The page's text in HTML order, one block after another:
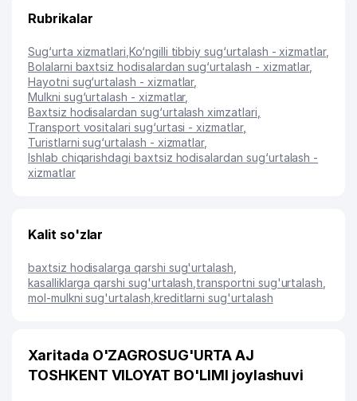
Rubrikalar
Sug‘urta xizmatlari ,Ko‘ngilli tibbiy sug‘urtalash - xizmatlar,
Bolalarni baxtsiz hodisalardan sug‘urtalash - xizmatlar,
Hayotni sug‘urtalash - xizmatlar,
Mulkni sug‘urtalash - xizmatlar,
Baxtsiz hodisalardan sug‘urtalash ximzatlari
Transport vositalari sug‘urtasi - xizmatlar,
Turistlarni sug‘urtalash - xizmatlar,
Ishlab chiqarishdagi baxtsiz hodisalardan sug‘urtalash -
xizmatlar
Kalit so'zlar
baxtsiz hodisalarga qarshi sug'urtalash
kasalliklarga qarshi sug'urtalash transportni sug'urtalash
mol-mulkni sug'urtalash kreditlarni sug'urtalash
Xaritada O'ZAGROSUG'URTA AJ
TOSHKENT VILOYAT BO'LIMI joylashuvi